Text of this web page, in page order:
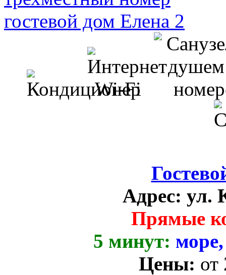
Адрес: ул.
Прямые
5 минут:
Цены: от